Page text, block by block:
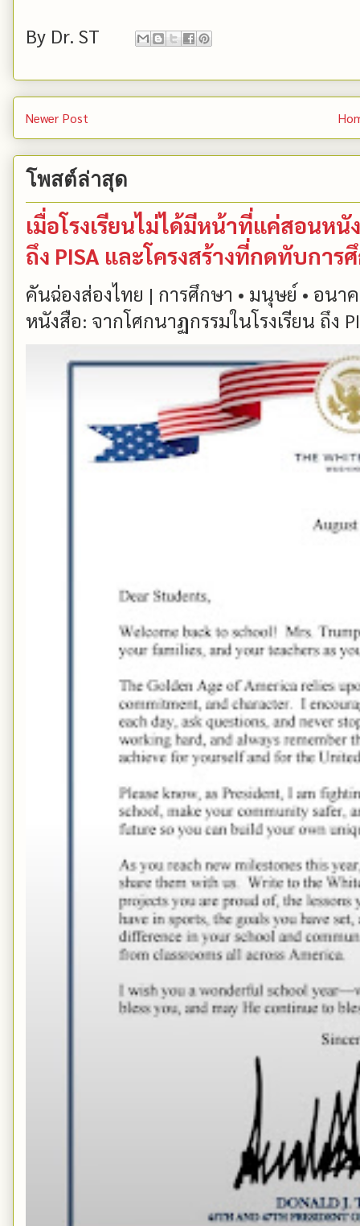
By Dr. ST
Newer Post
โพสต์ล่าสุด
เมื่อโรงเรียนไม่ได้มีหน้าที่แค่สอนหนั
ถึง PISA และโครงสร้างที่กดทับการ
คันฉ่องส่องไทย | การศึกษา • มนุษย์ • อนา
หนังสือ: จากโศกนาฏกรรมในโรงเรียน ถึง